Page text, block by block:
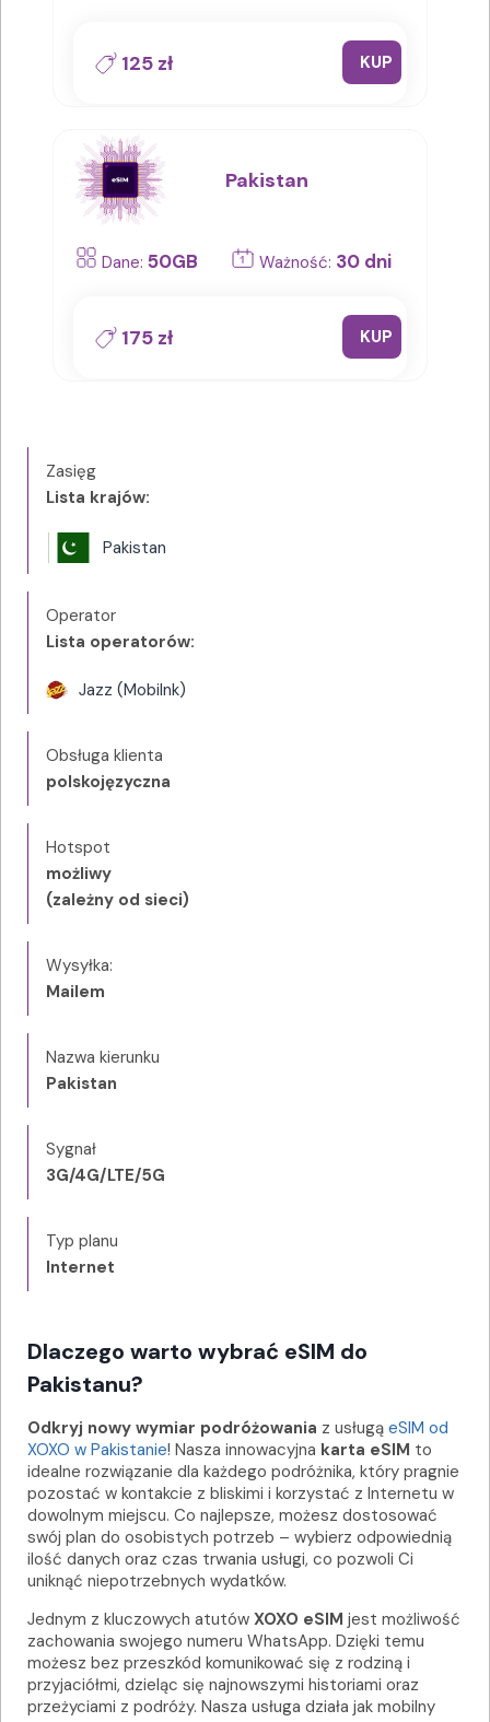
125 zł KUP
Pakistan
Dane: 50GB Ważność: 30 dni
175 zł KUP
Zasięg
Lista krajów:
Pakistan
Operator
Lista operatorów:
Jazz (Mobilnk)
Obsługa klienta
polskojęzyczna
Hotspot
możliwy
(zależny od sieci)
Wysyłka:
Mailem
Nazwa kierunku
Pakistan
Sygnał
3G/4G/LTE/5G
Typ planu
Internet
Dlaczego warto wybrać eSIM do
Pakistanu?
Odkryj nowy wymiar podróżowania z usługą eSIM od
XOXO w Pakistanie! Nasza innowacyjna karta eSIM to
idealne rozwiązanie dla każdego podróżnika, który pragnie
pozostać w kontakcie z bliskimi i korzystać z Internetu w
dowolnym miejscu. Co najlepsze, możesz dostosować
swój plan do osobistych potrzeb – wybierz odpowiednią
ilość danych oraz czas trwania usługi, co pozwoli Ci
uniknąć niepotrzebnych wydatków.
Jednym z kluczowych atutów XOXO eSIM jest możliwość
zachowania swojego numeru WhatsApp. Dzięki temu
możesz bez przeszkód komunikować się z rodziną i
przyjaciółmi, dzieląc się najnowszymi historiami oraz
przeżyciami z podróży. Nasza usługa działa jak mobilny